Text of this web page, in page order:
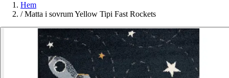
Hem
/ Matta i sovrum Yellow Tipi Fast Rockets